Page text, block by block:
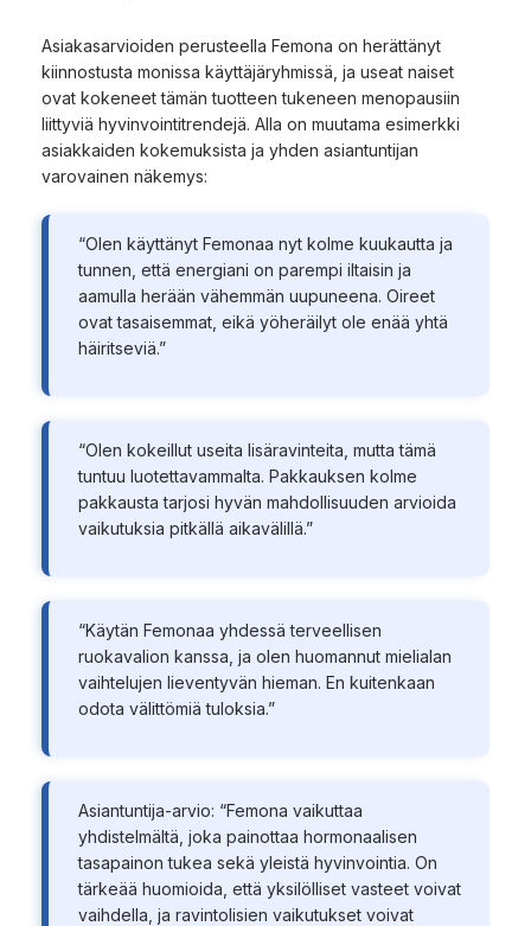
Asiakasarvioiden perusteella Femona on herättänyt
kiinnostusta monissa käyttäjäryhmissä, ja useat naiset
ovat kokeneet tämän tuotteen tukeneen menopausiin
liittyviä hyvinvointitrendejä. Alla on muutama esimerkki
asiakkaiden kokemuksista ja yhden asiantuntijan
varovainen näkemys:
“Olen käyttänyt Femonaa nyt kolme kuukautta ja
tunnen, että energiani on parempi iltaisin ja
aamulla herään vähemmän uupuneena. Oireet
ovat tasaisemmat, eikä yöheräilyt ole enää yhtä
häiritseviä.”
“Olen kokeillut useita lisäravinteita, mutta tämä
tuntuu luotettavammalta. Pakkauksen kolme
pakkausta tarjosi hyvän mahdollisuuden arvioida
vaikutuksia pitkällä aikavälillä.”
“Käytän Femonaa yhdessä terveellisen
ruokavalion kanssa, ja olen huomannut mielialan
vaihtelujen lieventyvän hieman. En kuitenkaan
odota välittömiä tuloksia.”
Asiantuntija-arvio: “Femona vaikuttaa
yhdistelmältä, joka painottaa hormonaalisen
tasapainon tukea sekä yleistä hyvinvointia. On
tärkeää huomioida, että yksilölliset vasteet voivat
vaihdella, ja ravintolisien vaikutukset voivat